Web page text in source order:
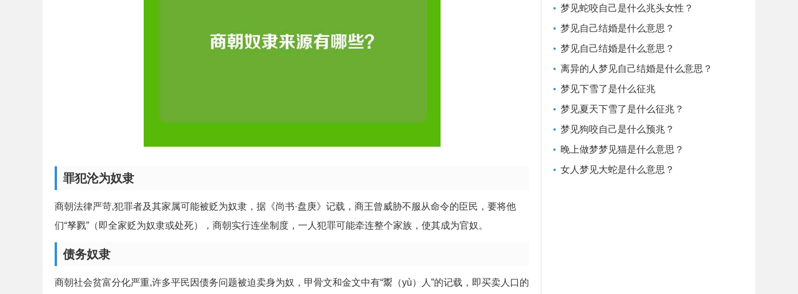
罪犯沦为奴隶
商朝法律严苛,犯罪者及其家属可能被贬为奴隶，据《尚书·盘庚》记载，商王曾威胁不服从命令的臣民，要将他
们“孥戮”（即全家贬为奴隶或处死），商朝实行连坐制度，一人犯罪可能牵连整个家族，使其成为官奴。
债务奴隶
商朝社会贫富分化严重,许多平民因债务问题被迫卖身为奴，甲骨文和金文中有“鬻（yù）人”的记载，即买卖人口的
梦见蛇咬自己是什么兆头女性？
梦见自己结婚是什么意思？
梦见自己结婚是什么意思？
离异的人梦见自己结婚是什么意思？
梦见下雪了是什么征兆
梦见夏天下雪了是什么征兆？
梦见狗咬自己是什么预兆？
晚上做梦梦见猫是什么意思？
女人梦见大蛇是什么意思？